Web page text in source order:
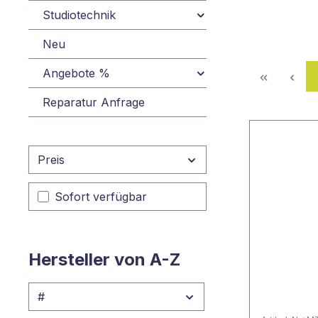
Studiotechnik
Neu
Angebote %
Reparatur Anfrage
Preis
Sofort verfügbar
Hersteller von A-Z
#